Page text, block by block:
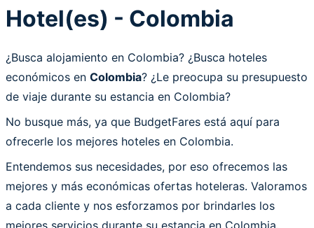
Hotel(es) - Colombia
¿Busca alojamiento en Colombia? ¿Busca hoteles
económicos en Colombia? ¿Le preocupa su presupuesto
de viaje durante su estancia en Colombia?
No busque más, ya que BudgetFares está aquí para
ofrecerle los mejores hoteles en Colombia.
Entendemos sus necesidades, por eso ofrecemos las
mejores y más económicas ofertas hoteleras. Valoramos
a cada cliente y nos esforzamos por brindarles los
mejores servicios durante su estancia en Colombia.